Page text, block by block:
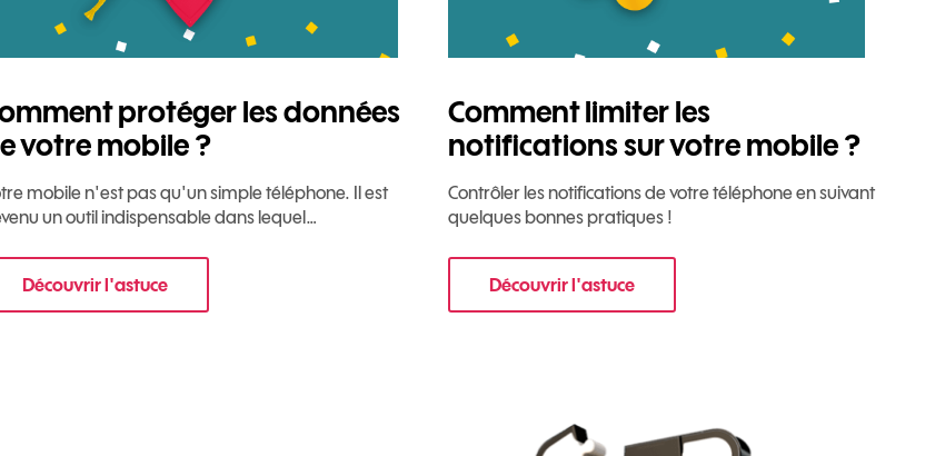
?
protéger les données
votre mobile ?
mobile n'est pas qu'un simple téléphone. Il est
un outil indispensable dans lequel…
Découvrir l'astucepour Comment protéger les données de votre mobile ?
Comment limiter les
notifications sur votre mobile ?
Contrôler les notifications de votre téléphone en suivant
quelques bonnes pratiques !
Découvrir l'astucepour Comment limiter les notifications sur